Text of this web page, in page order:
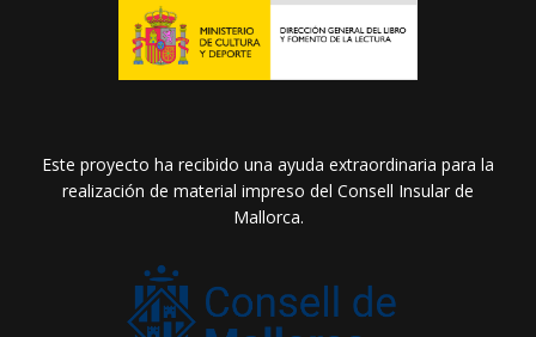
Este proyecto ha recibido una ayuda extraordinaria para la
realización de material impreso del Consell Insular de
Mallorca.